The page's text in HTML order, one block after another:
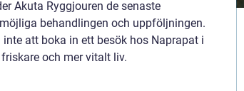
Akuta Ryggjouren de senaste
behandlingen och uppföljningen.
att boka in ett besök hos Naprapat i
och mer vitalt liv.